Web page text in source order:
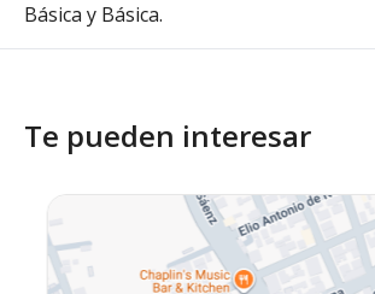
Básica y Básica.
Te pueden interesar